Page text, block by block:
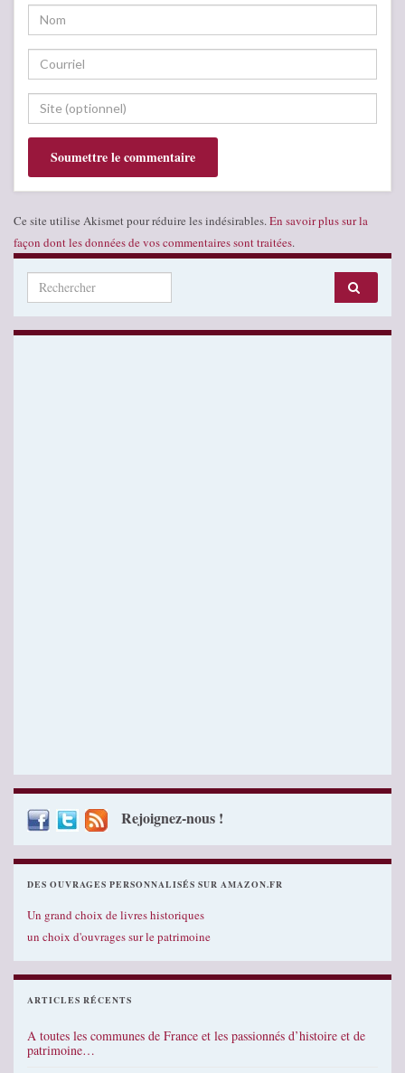
Ce site utilise Akismet pour réduire les indésirables. En savoir plus sur la
façon dont les données de vos commentaires sont traitées.
Search for:
Rejoignez-nous !
DES OUVRAGES PERSONNALISÉS SUR AMAZON.FR
Un grand choix de livres historiques
un choix d'ouvrages sur le patrimoine
ARTICLES RÉCENTS
A toutes les communes de France et les passionnés d’histoire et de
patrimoine…